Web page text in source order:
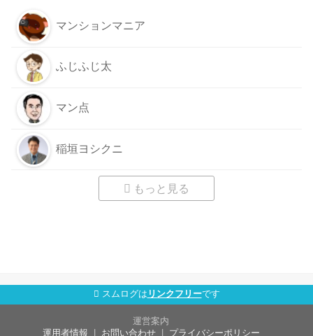
マンションマニア
ふじふじ太
マン点
稲垣ヨシクニ
もっと見る
スムログは リンクフリーです
運営案内
運用者情報
お問い合わせ プライバシーポリシー